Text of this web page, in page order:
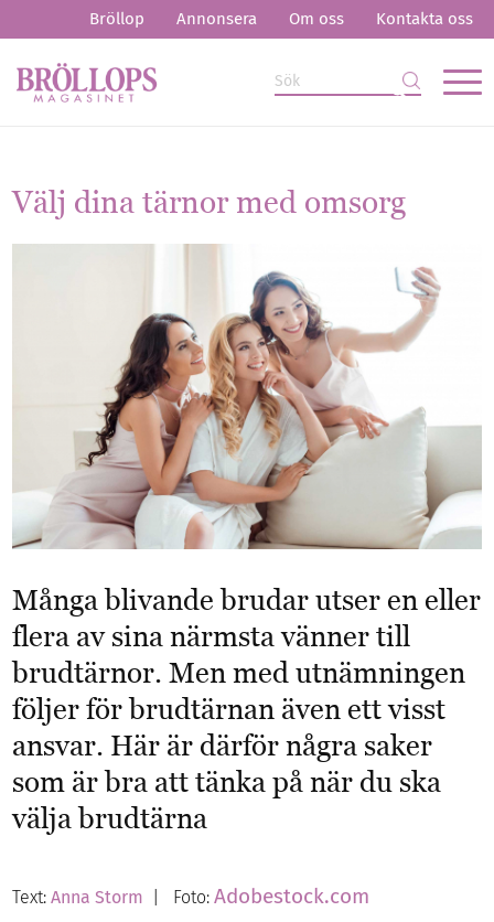
Bröllop Annonsera Om oss Kontakta oss
Välj dina tärnor med omsorg
Många blivande brudar utser en eller
flera av sina närmsta vänner till
brudtärnor. Men med utnämningen
följer för brudtärnan även ett visst
ansvar. Här är därför några saker
som är bra att tänka på när du ska
välja brudtärna
Text:Anna Storm | Foto:Adobestock.com